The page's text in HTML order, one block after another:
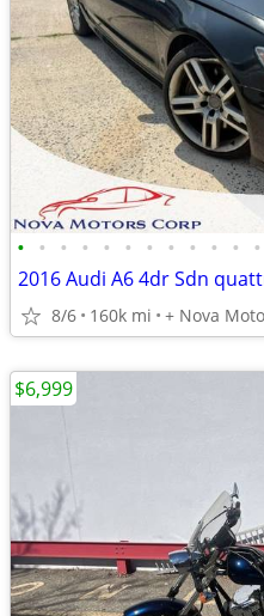
• • • • • • • • • • • •
2016 Audi A6 4dr Sdn
8/6 160k mi + Nova
$6,999